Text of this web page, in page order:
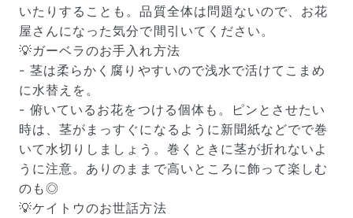
よくある質問
Q. 毎月自動でお花が届くサービスですか？
いいえ、毎月自動でお届けするサービスではありません。好
いたりすることも。品質全体は問題ないので、お花
屋さんになった気分で間引いてください。
💡ガーベラのお手入れ方法
- 茎は柔らかく腐りやすいので浅水で活けてこまめ
に水替えを。
- 俯いているお花をつける個体も。ピンとさせたい
時は、茎がまっすぐになるように新聞紙などでで巻
いて水切りしましょう。巻くときに茎が折れないよ
うに注意。ありのままで高いところに飾って楽しむ
のも◎
💡ケイトウのお世話方法